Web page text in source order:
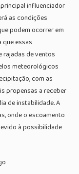
influenciador
as condições
podem ocorrer em
essas
rajadas de ventos
meteorológicos
com as
propensas a receber
de instabilidade. A
onde o escoamento
à possibilidade